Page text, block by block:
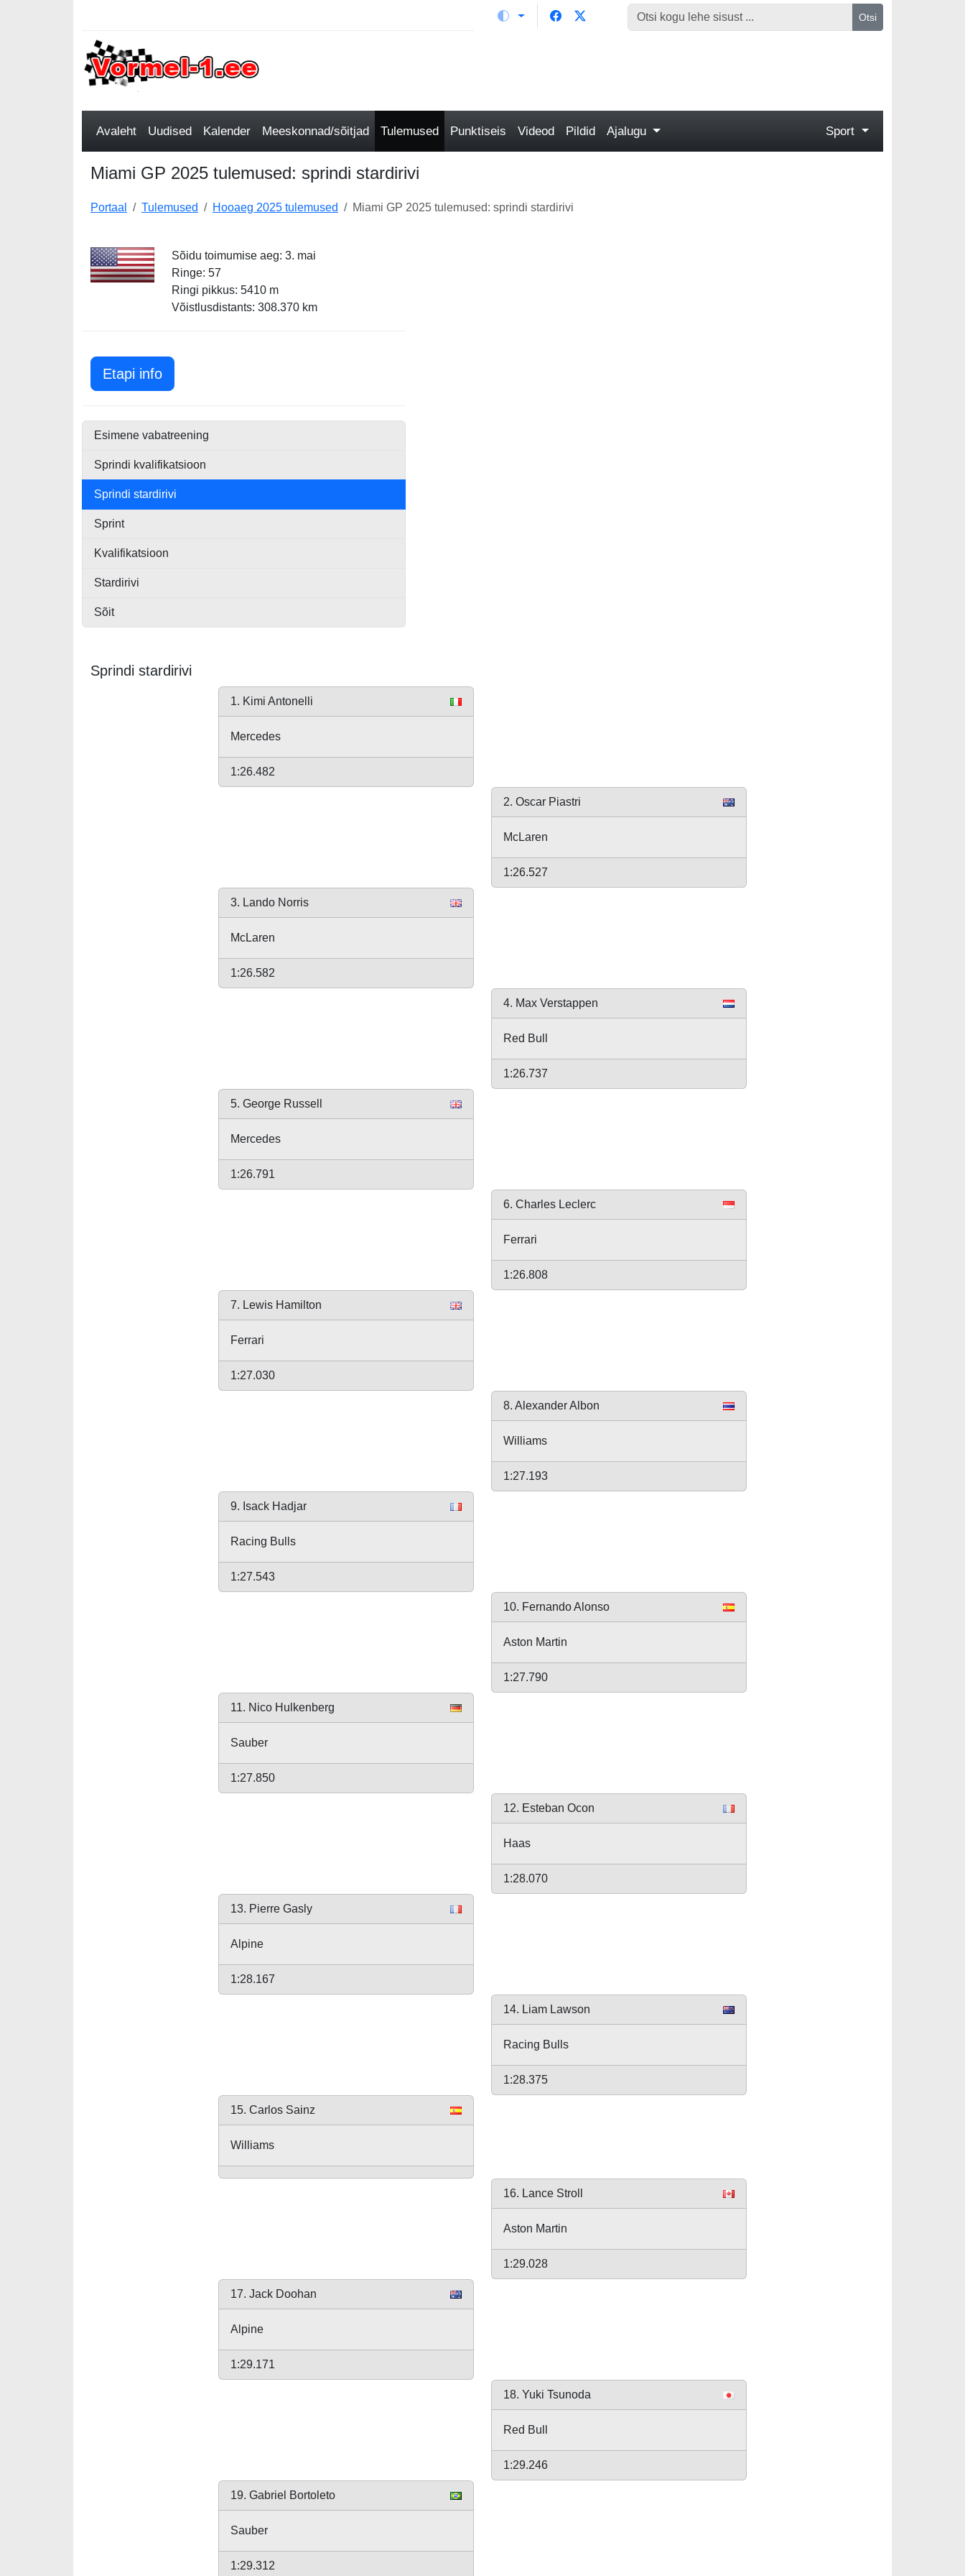
Otsi
Avaleht Uudised Kalender Meeskonnad/sõitjad Tulemused Punktiseis Videod Pildid Ajalugu Sport
Miami GP 2025 tulemused: sprindi stardirivi
Portaal Tulemused Hooaeg 2025 tulemused Miami GP 2025 tulemused: sprindi stardirivi
Sõidu toimumise aeg: 3. mai
Ringe: 57
Ringi pikkus: 5410 m
Võistlusdistants: 308.370 km
Etapi infoMiami GP 2025
Esimene vabatreening
Sprindi kvalifikatsioon
Sprindi stardirivi
Sprint
Kvalifikatsioon
Stardirivi
Sõit
Sprindi stardirivi
1. Kimi Antonelli
Mercedes
1:26.482
2. Oscar Piastri
McLaren
1:26.527
3. Lando Norris
McLaren
1:26.582
4. Max Verstappen
Red Bull
1:26.737
5. George Russell
Mercedes
1:26.791
6. Charles Leclerc
Ferrari
1:26.808
7. Lewis Hamilton
Ferrari
1:27.030
8. Alexander Albon
Williams
1:27.193
9. Isack Hadjar
Racing Bulls
1:27.543
10. Fernando Alonso
Aston Martin
1:27.790
11. Nico Hulkenberg
Sauber
1:27.850
12. Esteban Ocon
Haas
1:28.070
13. Pierre Gasly
Alpine
1:28.167
14. Liam Lawson
Racing Bulls
1:28.375
15. Carlos Sainz
Williams
16. Lance Stroll
Aston Martin
1:29.028
17. Jack Doohan
Alpine
1:29.171
18. Yuki Tsunoda
Red Bull
1:29.246
19. Gabriel Bortoleto
Sauber
1:29.312